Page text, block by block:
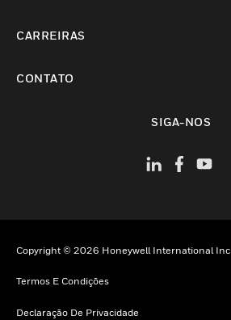
CARREIRAS
CONTATO
SIGA-NOS
Copyright © 2026 Honeywell International Inc
Termos E Condições
Declaração De Privacidade